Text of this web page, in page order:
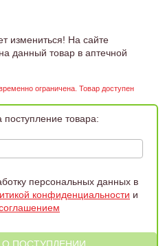
измениться! На сайте
данный товар в аптечной
ограничена. Товар доступен
поступление товара:
персональных данных в
конфиденциальности и